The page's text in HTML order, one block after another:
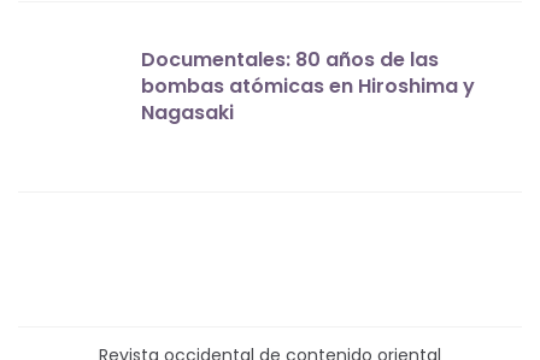
Documentales: 80 años de las
bombas atómicas en Hiroshima y
Nagasaki
Revista occidental de contenido oriental